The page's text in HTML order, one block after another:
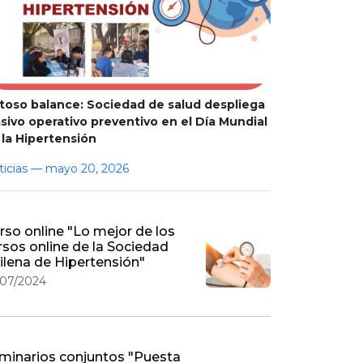
inflamación y aterosclerosis:
integrada del riesgo cardiovascular.
balance: Sociedad de salud despliega
operativo preventivo en el Día Mundial
Hipertensión
— mayo 20, 2026
online "Lo mejor de los
online de la Sociedad
de Hipertensión"
2024
conjuntos "Puesta